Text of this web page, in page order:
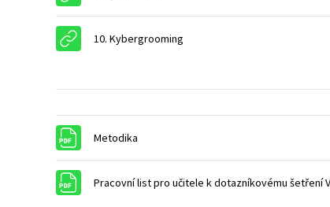
10. Kybergrooming
Metodika
Pracovní list pro učitele k dotazníkovému šetření